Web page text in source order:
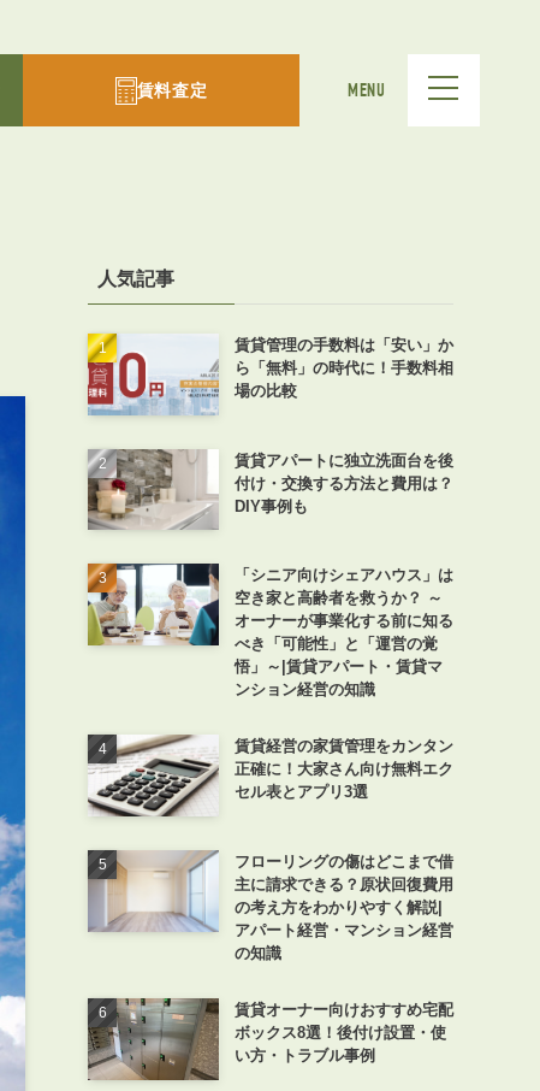
賃料査定 MENU
人気記事
賃貸管理の手数料は「安い」か
ら「無料」の時代に！手数料相
場の比較
賃貸アパートに独立洗面台を後
付け・交換する方法と費用は？
DIY事例も
「シニア向けシェアハウス」は
空き家と高齢者を救うか？ ～
オーナーが事業化する前に知る
べき「可能性」と「運営の覚
悟」～|賃貸アパート・賃貸マ
ンション経営の知識
賃貸経営の家賃管理をカンタン
正確に！大家さん向け無料エク
セル表とアプリ3選
フローリングの傷はどこまで借
主に請求できる？原状回復費用
の考え方をわかりやすく解説|
アパート経営・マンション経営
の知識
賃貸オーナー向けおすすめ宅配
ボックス8選！後付け設置・使
い方・トラブル事例